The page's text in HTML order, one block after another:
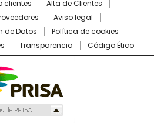
clientes
Alta de Clientes
Aviso legal
de Datos
Política de cookies
Transparencia Código Ético